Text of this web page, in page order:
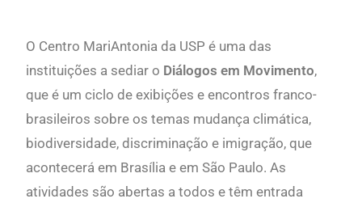
O Centro MariAntonia da USP é uma das
instituições a sediar o Diálogos em Movimento,
que é um ciclo de exibições e encontros franco-
brasileiros sobre os temas mudança climática,
biodiversidade, discriminação e imigração, que
acontecerá em Brasília e em São Paulo. As
atividades são abertas a todos e têm entrada